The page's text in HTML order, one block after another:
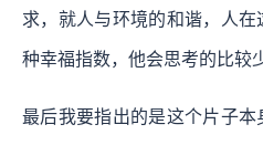
求，就人与环境的和谐，人
种幸福指数，他会思考的比较
最后我要指出的是这个片子